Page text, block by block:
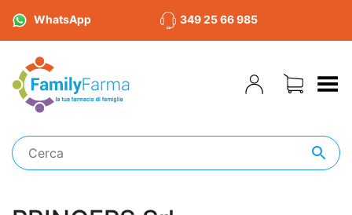
WhatsApp 349 25 66 985
Toggle Menu